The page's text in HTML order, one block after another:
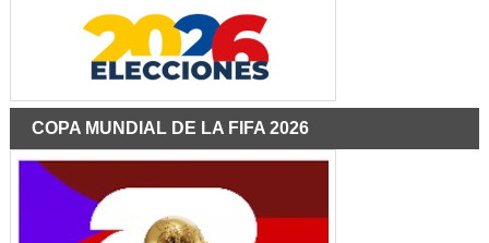
COPA MUNDIAL DE LA FIFA 2026